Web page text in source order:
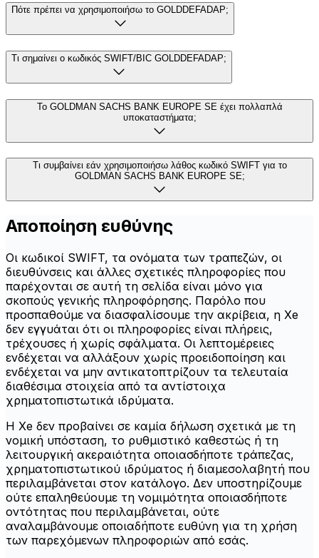
Πότε πρέπει να χρησιμοποιήσω το GOLDDEFADAP;
Τι σημαίνει ο κωδικός SWIFT/BIC GOLDDEFADAP;
Το GOLDMAN SACHS BANK EUROPE SE έχει πολλαπλά
υποκαταστήματα;
Τι συμβαίνει εάν χρησιμοποιήσω λάθος κωδικό SWIFT για το
GOLDMAN SACHS BANK EUROPE SE;
Αποποίηση ευθύνης
Οι κωδικοί SWIFT, τα ονόματα των τραπεζών, οι
διευθύνσεις και άλλες σχετικές πληροφορίες που
παρέχονται σε αυτή τη σελίδα είναι μόνο για
σκοπούς γενικής πληροφόρησης. Παρόλο που
προσπαθούμε να διασφαλίσουμε την ακρίβεια, η Xe
δεν εγγυάται ότι οι πληροφορίες είναι πλήρεις,
τρέχουσες ή χωρίς σφάλματα. Οι λεπτομέρειες
ενδέχεται να αλλάξουν χωρίς προειδοποίηση και
ενδέχεται να μην αντικατοπτρίζουν τα τελευταία
διαθέσιμα στοιχεία από τα αντίστοιχα
χρηματοπιστωτικά ιδρύματα.
Η Xe δεν προβαίνει σε καμία δήλωση σχετικά με τη
νομική υπόσταση, το ρυθμιστικό καθεστώς ή τη
λειτουργική ακεραιότητα οποιασδήποτε τράπεζας,
χρηματοπιστωτικού ιδρύματος ή διαμεσολαβητή που
περιλαμβάνεται στον κατάλογο. Δεν υποστηρίζουμε
ούτε επαληθεύουμε τη νομιμότητα οποιασδήποτε
οντότητας που περιλαμβάνεται, ούτε
αναλαμβάνουμε οποιαδήποτε ευθύνη για τη χρήση
των παρεχόμενων πληροφοριών από εσάς.